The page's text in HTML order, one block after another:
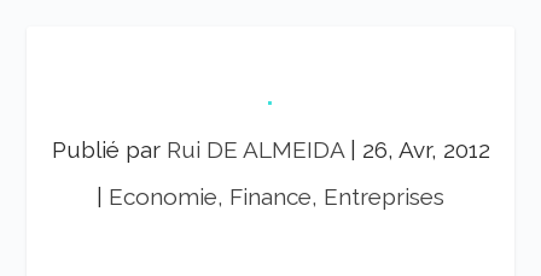
.
Publié par Rui DE ALMEIDA| 26, Avr, 2012
Economie, Finance, Entreprises